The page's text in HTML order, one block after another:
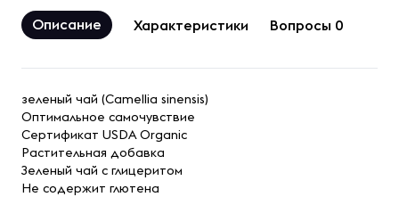
Описание Характеристики Вопросы 0
зеленый чай (Camellia sinensis)
Оптимальное самочувствие
Сертификат USDA Organic
Растительная добавка
Зеленый чай с глицеритом
Не содержит глютена